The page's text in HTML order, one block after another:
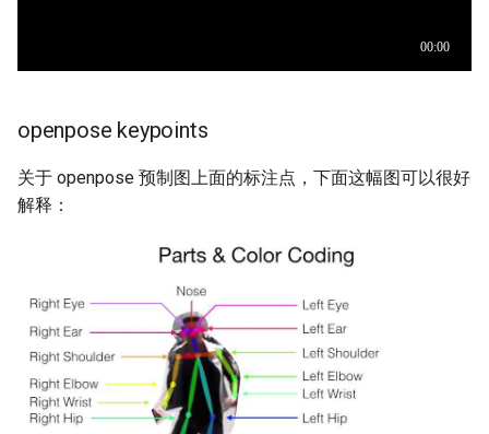
openpose keypoints
关于 openpose 预制图上面的标注点，下面这幅图可以很好
解释：